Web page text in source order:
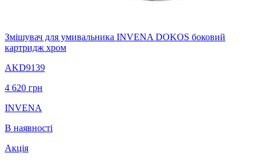
Змішувач для умивальника INVENA DOKOS боковий
картридж хром
AKD9139
4 620 грн
INVENA
В наявності
Акція